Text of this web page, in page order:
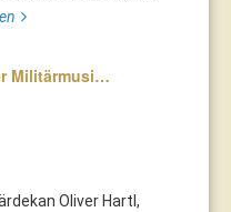
Militärmusi…
Oliver Hartl,